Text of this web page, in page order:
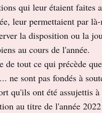
qui leur étaient faites
leur permettaient par
la disposition ou la
au cours de l'année.
de tout ce qui précède
ne sont pas fondés à
qu'ils ont été assujettis à
au titre de l'année